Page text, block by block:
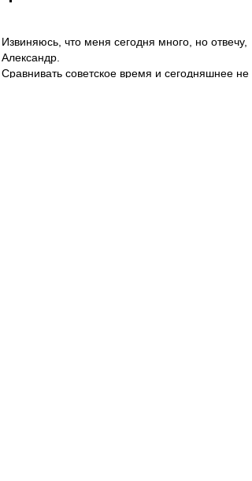
Извиняюсь, что меня сегодня много, но отвечу,
Александр.
Сравнивать советское время и сегодняшнее не